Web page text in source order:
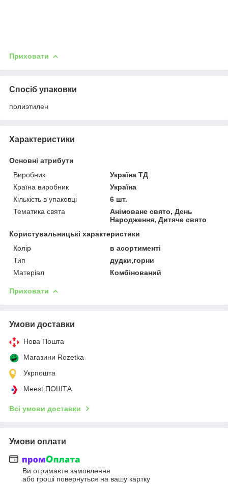
Приховати
Спосіб упаковки
полиэтилен
Характеристики
Основні атрибути
Виробник
Україна ТД
Країна виробник
Україна
Кількість в упаковці
6 шт.
Тематика свята
Анімоване свято, День
Народження, Дитяче свято
Користувальницькі характеристики
Колір
в асортименті
Тип
дудки,горни
Матеріал
Комбінований
Приховати
Умови доставки
Нова Пошта
Магазини Rozetka
Укрпошта
Meest ПОШТА
Всі умови доставки
Умови оплати
Ви отримаєте замовлення
або гроші повернуться на вашу картку